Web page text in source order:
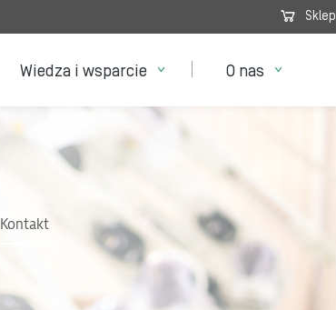
Sklep
Wiedza i wsparcie O nas
Kontakt